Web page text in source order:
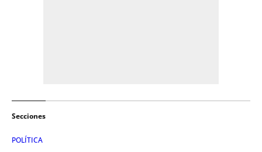
Secciones
POLÍTICA